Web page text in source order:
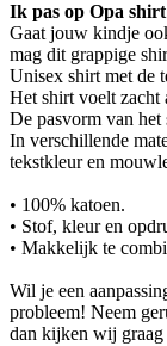
Ik pas op Opa
Gaat jouw kindje
mag dit grappige
Unisex shirt met de
Het shirt voelt zacht
De pasvorm van het
In verschillende
tekstkleur en
• 100% katoen.
• Stof, kleur en
• Makkelijk te
Wil je een
probleem! Neem
dan kijken wij graag